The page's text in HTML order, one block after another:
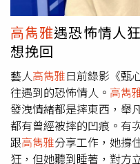
一陣狂摔，她也分享男
上都有曾經被摔到的凹痕
識時個性溫柔，交往後才
不順他的心，他就會暴走
小瓜身上砸，推他並且還
高雋雅遇恐怖情人
想挽回
藝人高雋雅日前錄影《甄
往遇到的恐怖情人。 高雋
發洩情緒都是摔東西，舉
都有曾經被摔的凹痕。有
跟高雋雅分享工作，她撐
狂，但她聽到睡著，對方